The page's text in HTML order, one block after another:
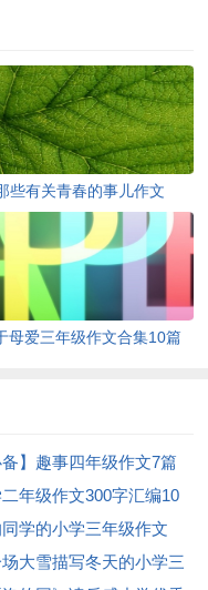
些有关青春的事儿作文
母爱三年级作文合集10篇
备】趣事四年级作文7篇
年级作文300字汇编10
学的小学三年级作文
大雪描写冬天的小学三